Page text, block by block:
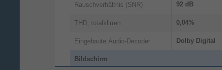
Rauschverhältnis (SNR) 92 dB
THD, totalklirren 0,04%
Eingebaute Audio-Decoder Dolby Digital
Bildschirm